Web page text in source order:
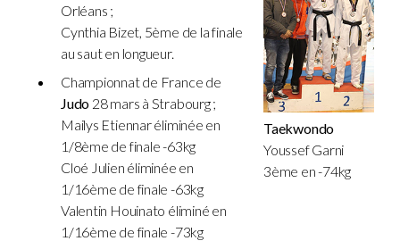
Taekwondo
Youssef Garni
3ème en -74kg
Orléans ;
Cynthia Bizet, 5ème de la finale
au saut en longueur.
Championnat de France de
Judo 28 mars à Strabourg ;
Mailys Etiennar éliminée en
1/8ème de finale -63kg
Cloé Julien éliminée en
1/16ème de finale -63kg
Valentin Houinato éliminé en
1/16ème de finale -73kg